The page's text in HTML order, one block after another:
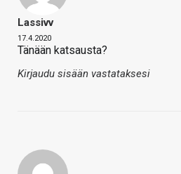
Lassivv
17.4.2020
Tänään katsausta?
Kirjaudu sisään vastataksesi